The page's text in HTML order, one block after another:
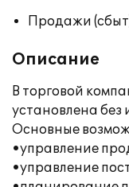
Продажи
Описание
В торговой
установлена
Основные
•управление
•управление